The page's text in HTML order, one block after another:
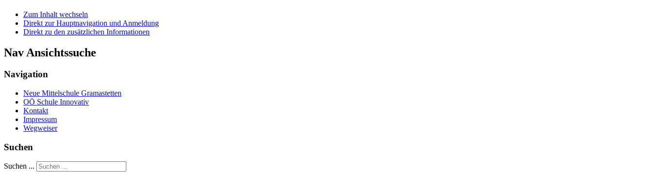
Zum Inhalt wechseln
Direkt zur Hauptnavigation und Anmeldung
Direkt zu den zusätzlichen Informationen
Nav Ansichtssuche
Navigation
Neue Mittelschule Gramastetten
OÖ Schule Innovativ
Kontakt
Impressum
Wegweiser
Suchen
Suchen ...